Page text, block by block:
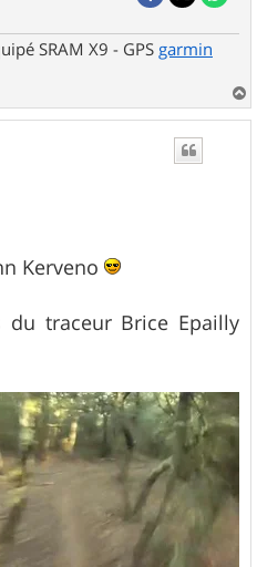
SRAM X9 - GPS garmin
a
Kerveno
du traceur Brice Epailly